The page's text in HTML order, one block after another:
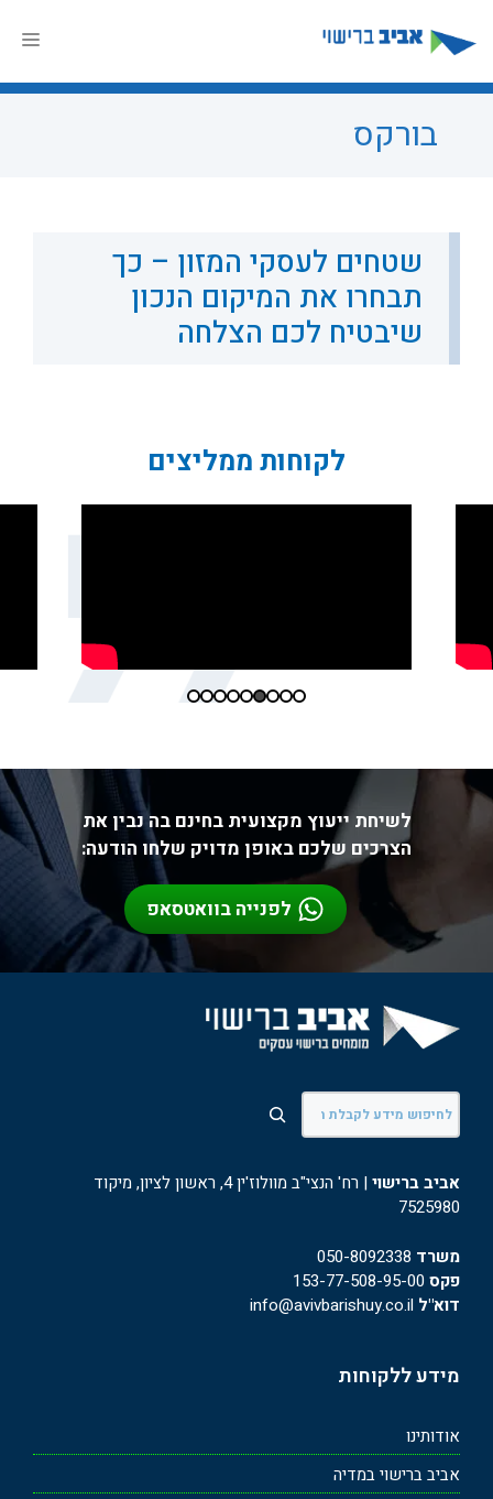
לתוכן
בורקס
שטחים לעסקי המזון – כך
תבחרו את המיקום הנכון
שיבטיח לכם הצלחה
לקוחות ממליצים
לשיחת ייעוץ מקצועית בחינם בה נבין את
הצרכים שלכם באופן מדויק שלחו הודעה:
לפנייה בוואטסאפ
חיפוש
אביב ברישוי
| רח' הנצי"ב מוולוז'ין 4, ראשון לציון, מיקוד
7525980
משרד 050-8092338
פקס
דוא"ל
מידע ללקוחות
אודותינו
אביב ברישוי במדיה